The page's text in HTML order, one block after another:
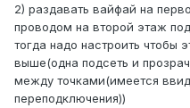
2) раздавать вайфай на
проводом на второй этаж
тогда надо настроить чтобы
выше(одна подсеть и
между точками(имеется
переподключения))